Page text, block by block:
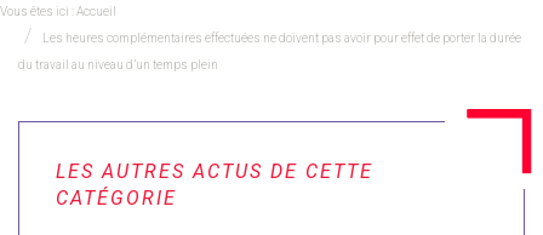
Vous êtes ici :Accueil
Les heures complémentaires effectuées ne doivent pas avoir pour effet de porter la durée
du travail au niveau d’un temps plein